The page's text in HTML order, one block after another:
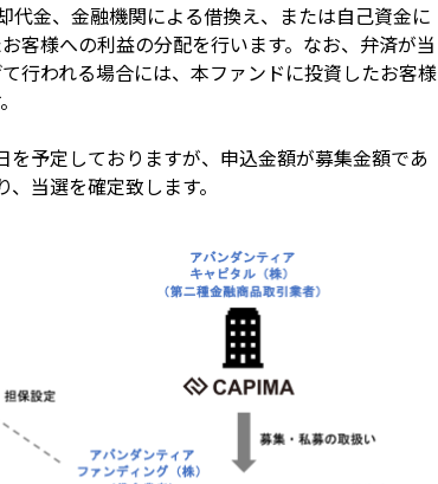
代金、金融機関による借換え、または自己資金に
客様への利益の分配を行います。なお、弁済が当
行われる場合には、本ファンドに投資したお客様
予定しておりますが、申込金額が募集金額であ
当選を確定致します。